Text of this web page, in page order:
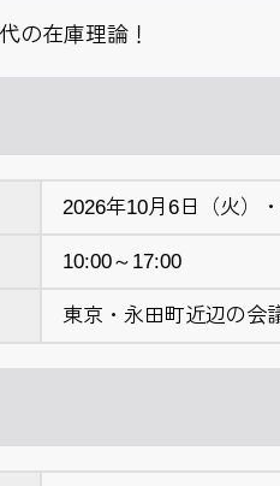
の在庫理論！
2026年10月6日（火）
10:00～17:00
東京・永田町近辺の